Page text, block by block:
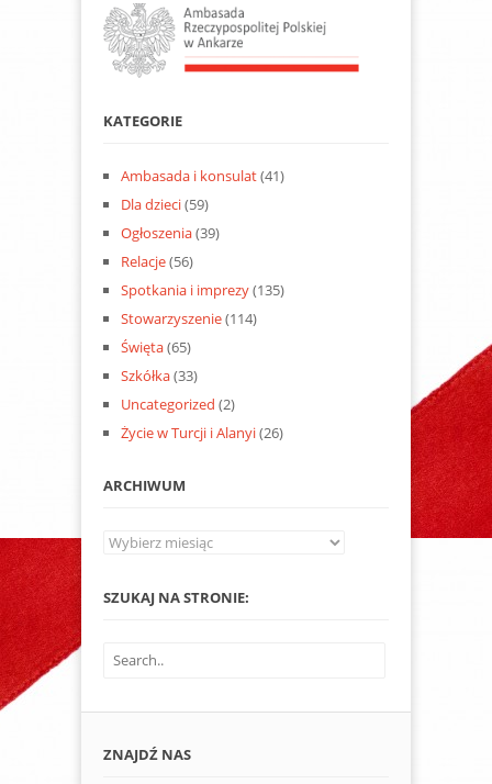
KATEGORIE
Ambasada i konsulat(41)
Dla dzieci(59)
Ogłoszenia(39)
Relacje(56)
Spotkania i imprezy(135)
Stowarzyszenie(114)
Święta(65)
Szkółka(33)
Uncategorized (2)
Życie w Turcji i Alanyi(26)
ARCHIWUM
Archiwum
SZUKAJ NA STRONIE:
ZNAJDŹ NAS